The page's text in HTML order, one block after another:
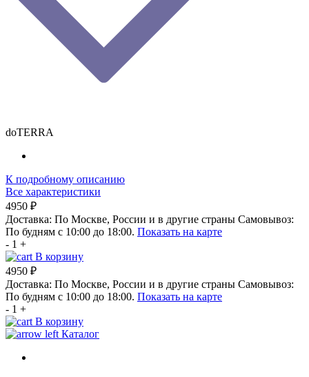
doTERRA
К подробному описанию
Все характеристики
4950 ₽
Доставка: По Москве, России и в другие страны Самовывоз:
По будням с 10:00 до 18:00. Показать на карте
- 1 +
В корзину
4950 ₽
Доставка: По Москве, России и в другие страны Самовывоз:
По будням с 10:00 до 18:00. Показать на карте
- 1 +
В корзину
Каталог